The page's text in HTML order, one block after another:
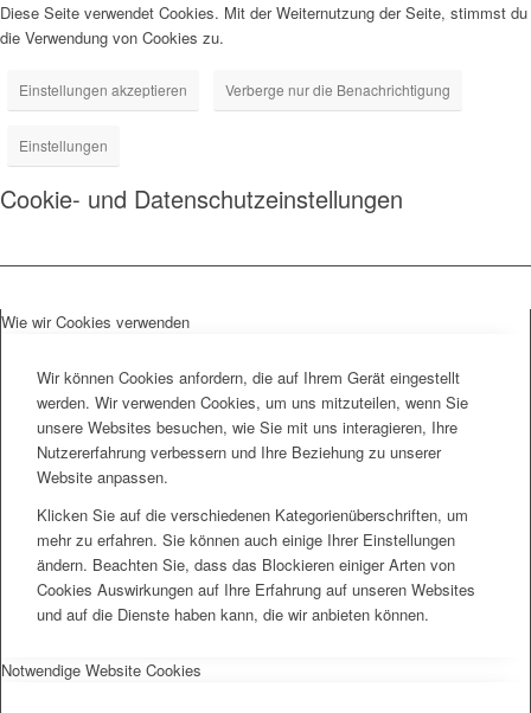
Diese Seite verwendet Cookies. Mit der Weiternutzung der Seite, stimmst du
die Verwendung von Cookies zu.
Einstellungen akzeptieren Verberge nur die Benachrichtigung
Einstellungen
Cookie- und Datenschutzeinstellungen
Wie wir Cookies verwenden
Wir können Cookies anfordern, die auf Ihrem Gerät eingestellt
werden. Wir verwenden Cookies, um uns mitzuteilen, wenn Sie
unsere Websites besuchen, wie Sie mit uns interagieren, Ihre
Nutzererfahrung verbessern und Ihre Beziehung zu unserer
Website anpassen.
Klicken Sie auf die verschiedenen Kategorienüberschriften, um
mehr zu erfahren. Sie können auch einige Ihrer Einstellungen
ändern. Beachten Sie, dass das Blockieren einiger Arten von
Cookies Auswirkungen auf Ihre Erfahrung auf unseren Websites
und auf die Dienste haben kann, die wir anbieten können.
Notwendige Website Cookies